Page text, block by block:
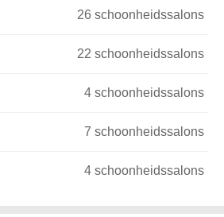
26 schoonheidssalons
22 schoonheidssalons
4 schoonheidssalons
7 schoonheidssalons
4 schoonheidssalons